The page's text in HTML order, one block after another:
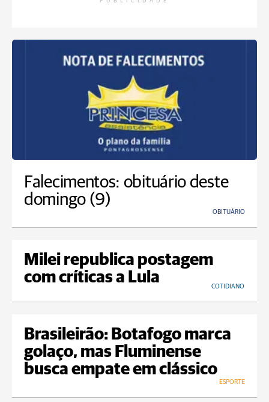
Falecimentos: obituário deste
domingo (9)
OBITUÁRIO
Milei republica postagem
com críticas a Lula
COTIDIANO
Brasileirão: Botafogo marca
golaço, mas Fluminense
busca empate em clássico
ESPORTE